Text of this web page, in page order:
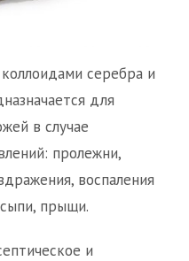
серебра и
для
в случае
пролежни,
воспаления
прыщи.
и